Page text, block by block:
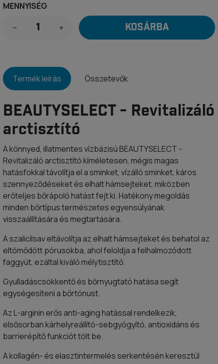
MENNYISÉG
KOSÁRBA
Termék leírás Összetevők
BEAUTYSELECT - Revitalizáló
arctisztító
A könnyed, illatmentes vízbázisú BEAUTYSELECT -
Revitalizáló arctisztító kíméletesen, mégis magas
hatásfokkal távolítja el a sminket, vízálló sminket, káros
szennyeződéseket és elhalt hámsejteket, miközben
erőteljes bőrápoló hatást fejt ki. Hatékony megoldás
minden bőrtípus természetes egyensúlyának
visszaállítására és megtartására.
A szalicilsav eltávolítja az elhalt hámsejteket és behatol az
eltömődött pórusokba, ahol feloldja a felhalmozódott
faggyút, ezáltal kiváló mélytisztító.
Gyulladáscsökkentő és bőrnyugtató hatása segít
egységesíteni a bőrtónust.
Az L-arginin erős anti-aging hatással rendelkezik,
elsősorban kárhelyreállító-sebgyógyító, antioxidáns és
barrierépítő funkciót tölt be.
A kollagén- és elasztintermelés serkentésén keresztül